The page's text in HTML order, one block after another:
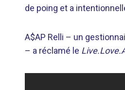
de poing et a
A$AP Relli – un
– a réclamé le